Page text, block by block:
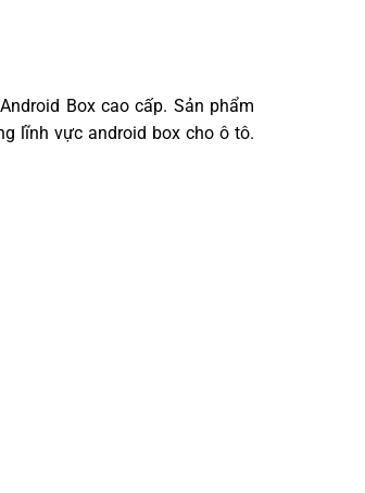
Box cao cấp. Sản phẩm
lĩnh vực android box cho ô tô.